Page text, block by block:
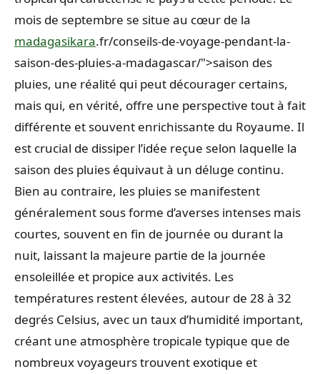
mois de septembre se situe au cœur de la
madagasikara.fr/conseils-de-voyage-pendant-la-
saison-des-pluies-a-madagascar/">saison des
pluies, une réalité qui peut décourager certains,
mais qui, en vérité, offre une perspective tout à fait
différente et souvent enrichissante du Royaume. Il
est crucial de dissiper l’idée reçue selon laquelle la
saison des pluies équivaut à un déluge continu.
Bien au contraire, les pluies se manifestent
généralement sous forme d’averses intenses mais
courtes, souvent en fin de journée ou durant la
nuit, laissant la majeure partie de la journée
ensoleillée et propice aux activités. Les
températures restent élevées, autour de 28 à 32
degrés Celsius, avec un taux d’humidité important,
créant une atmosphère tropicale typique que de
nombreux voyageurs trouvent exotique et